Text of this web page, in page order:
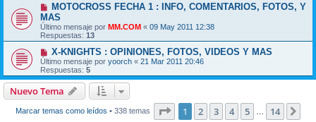
MOTOCROSS FECHA 1 : INFO, COMENTARIOS, FOTOS, Y
MAS
Último mensaje por MM.COM « 09 May 2011 12:38
Respuestas: 13
X-KNIGHTS : OPINIONES, FOTOS, VIDEOS Y MAS
Último mensaje por yoorch « 21 Mar 2011 20:46
Respuestas: 5
Nuevo Tema
Marcar temas como leídos • 338 temas Página de 14
1 2 3 4 5 14